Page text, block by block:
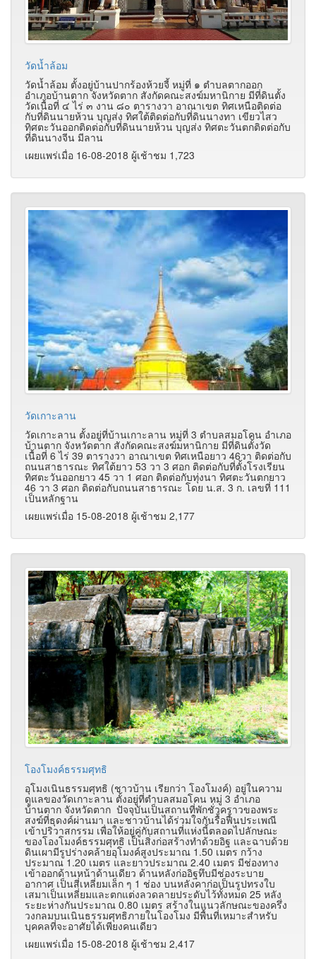
วัดน้ำล้อม
วัดน้ำล้อม ตั้งอยู่บ้านปากร้องห้วยจี้ หมู่ที่ ๑ ตำบลตากออก
อำเภอบ้านตาก จังหวัดตาก สังกัดคณะสงฆ์มหานิกาย มีที่ดินตั้ง
วัดเนื้อที่ ๔ ไร่ ๓ งาน ๘๐ ตารางวา อาณาเขต ทิศเหนือติดต่อ
กับที่ดินนายห้วน บุญส่ง ทิศใต้ติดต่อกับที่ดินนางทา เขียวไสว
ทิศตะวันออกติดต่อกับที่ดินนายห้วน บุญส่ง ทิศตะวันตกติดต่อกับ
ที่ดินนางจีน มีลาน
เผยแพร่เมื่อ 16-08-2018 ผู้เช้าชม 1,723
วัดเกาะลาน
วัดเกาะลาน ตั้งอยู่ที่บ้านเกาะลาน หมู่ที่ 3 ตำบลสมอโคน อำเภอ
บ้านตาก จังหวัดตาก สังกัดคณะสงฆ์มหานิกาย มีที่ดินตั้งวัด
เนื้อที่ 6 ไร่ 39 ตารางวา อาณาเขต ทิศเหนือยาว 46วา ติดต่อกับ
ถนนสาธารณะ ทิศใต้ยาว 53 วา 3 ศอก ติดต่อกับที่ตั้งโรงเรียน
ทิศตะวันออกยาว 45 วา 1 ศอก ติดต่อกับทุ่งนา ทิศตะวันตกยาว
46 วา 3 ศอก ติดต่อกับถนนสาธารณะ โดย น.ส. 3 ก. เลขที่ 111
เป็นหลักฐาน
เผยแพร่เมื่อ 15-08-2018 ผู้เช้าชม 2,177
โองโมงค์ธรรมศุทธิ
อุโมงเนินธรรมศุทธิ (ชาวบ้าน เรียกว่า โองโมงค์) อยู่ในความ
ดูแลของวัดเกาะลาน ตั้งอยู่ที่ตำบลสมอโคน หมู่ 3 อำเภอ
บ้านตาก จังหวัดตาก ปัจจุบันเป็นสถานที่พักชั่วคราวของพระ
สงฆ์ที่ธุดงค์ผ่านมา และชาวบ้านได้ร่วมใจกันรื้อฟื้นประเพณี
เข้าปริวาสกรรม เพื่อให้อยู่คู่กับสถานที่แห่งนี้ตลอดไปลักษณะ
ของโองโมงค์ธรรมศุทธิ เป็นสิ่งก่อสร้างทำด้วยอิฐ และฉาบด้วย
ดินเผามีรูปร่างคล้ายอุโมงค์สูงประมาณ 1.50 เมตร กว้าง
ประมาณ 1.20 เมตร และยาวประมาณ 2.40 เมตร มีช่องทาง
เข้าออกด้านหน้าด้านเดียว ด้านหลังก่ออิฐทึบมีช่องระบาย
อากาศ เป็นสี่เหลี่ยมเล็ก ๆ 1 ช่อง บนหลังคาก่อเป็นรูปทรงใบ
เสมาเป็นเหลี่ยมและตกแต่งลวดลายประดับไว้ทั้งหมด 25 หลัง
ระยะห่างกันประมาณ 0.80 เมตร สร้างในแนวลักษณะของครึ่ง
วงกลมบนเนินธรรมศุทธิภายในโองโมง มีพื้นที่เหมาะสำหรับ
บุคคลที่จะอาศัยได้เพียงคนเดียว
เผยแพร่เมื่อ 15-08-2018 ผู้เช้าชม 2,417